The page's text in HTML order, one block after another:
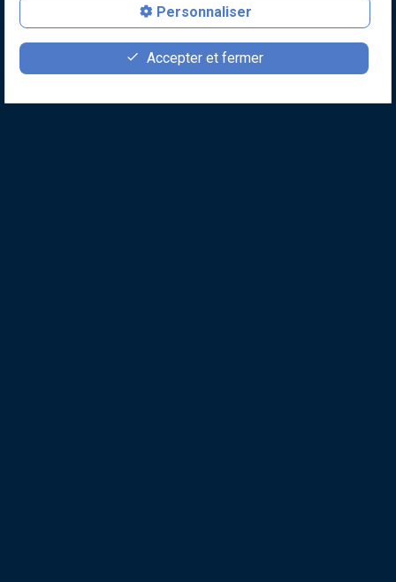
favorite
Faire un don
contact_page
Contact
person
Devenir membre
Personnaliser
Accepter et fermer